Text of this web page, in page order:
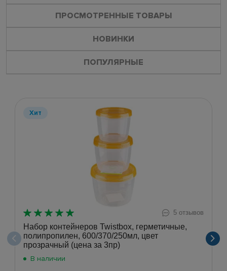
ПРОСМОТРЕННЫЕ ТОВАРЫ
НОВИНКИ
ПОПУЛЯРНЫЕ
Хит
5 отзывов
Набор контейнеров Twistbox, герметичные,
полипропилен, 600/370/250мл, цвет
прозрачный (цена за 3пр)
В наличии